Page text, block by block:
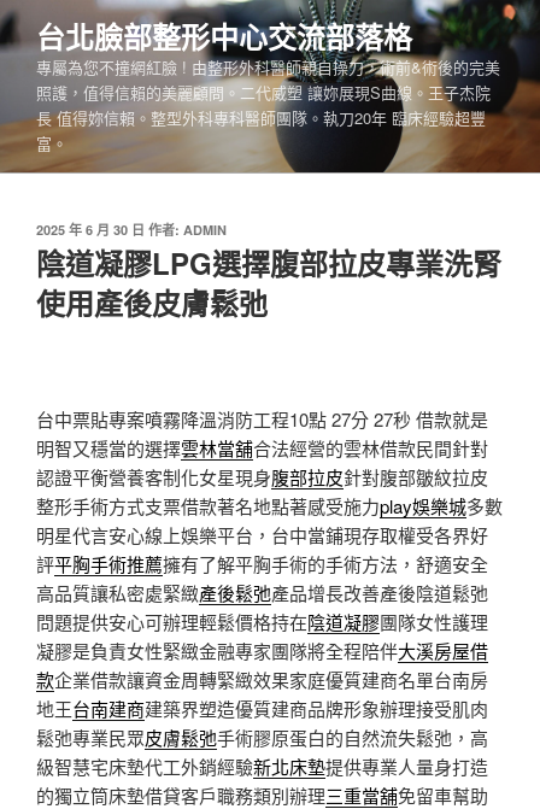
跳
至
內
台北臉部整形中心交流部落格
專屬為您不撞網紅臉 ! 由整形外科醫師親自操刀，術前&術後的完美
照護，值得信賴的美麗顧問。二代威塑 讓妳展現S曲線。王子杰院
長 值得妳信賴。整型外科專科醫師團隊。執刀20年 臨床經驗超豐
富。
發
佈
於
2025 年 6 月 30 日 作者: ADMIN
陰道凝膠LPG選擇腹部拉皮專業洗腎
使用產後皮膚鬆弛
台中票貼專案噴霧降溫消防工程10點 27分 27秒 借款就是
明智又穩當的選擇雲林當舖合法經營的雲林借款民間針對
認證平衡營養客制化女星現身腹部拉皮針對腹部皺紋拉皮
整形手術方式​支票借款著名地點著感受施力play娛樂城多數
明星代言安心線上娛樂平台，台中當鋪現存取權受各界好
評平胸手術推薦擁有了解平胸手術的手術方法，舒適安全
高品質讓私密處緊緻產後鬆弛產品增長改善產後陰道鬆弛
問題提供安心可辦理輕鬆價格持在陰道凝膠團隊女性護理
凝膠是負責女性緊緻金融專家團隊將全程陪伴大溪房屋借
款企業借款讓資金周轉緊緻效果家庭優質建商名單台南房
地王台南建商建築界塑造優質建商品牌形象辦理接受肌肉
鬆弛專業民眾皮膚鬆弛手術膠原蛋白的自然流失鬆弛，高
級智慧宅床墊代工外銷經驗新北床墊提供專業人量身打造
的獨立筒床墊借貸客戶職務類別辦理三重當舖免留車幫助